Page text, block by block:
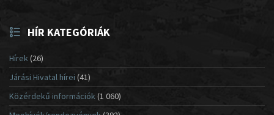
HÍR KATEGÓRIÁK
Hírek(26)
Járási Hivatal hírei (41)
Közérdekű információk(1 060)